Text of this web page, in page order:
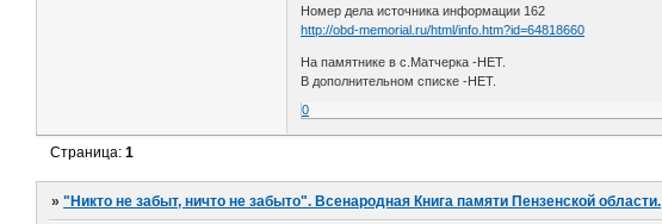
Номер дела источника информации 162
http://obd-memorial.ru/html/info.htm?id=64818660
На памятнике в с.Матчерка -НЕТ.
В дополнительном списке -НЕТ.
0
Страница:1
»"Никто не забыт, ничто не забыто". Всенародная Книга памяти Пензенской области.